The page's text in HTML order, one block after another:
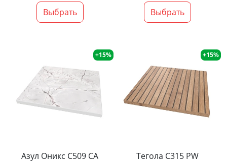
Выбрать Выбрать
+15%
Азул Оникс С509 СА
+15%
Тегола С315 PW